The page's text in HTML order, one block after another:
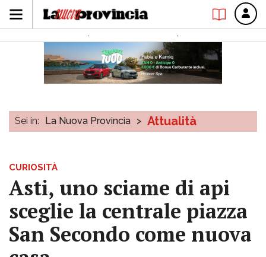
Sei in: La Nuova Provincia > Attualità
CURIOSITÀ
Asti, uno sciame di api
sceglie la centrale piazza
San Secondo come nuova